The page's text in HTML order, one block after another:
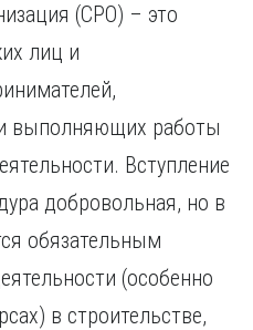
Тольятти
Томск
Тюмень
У
Улан-Удэ
Ульяновск
Хабаровск
(СРО) – это
лиц и
выполняющих работы
Вступление
добровольная, но в
обязательным
(особенно
в строительстве,